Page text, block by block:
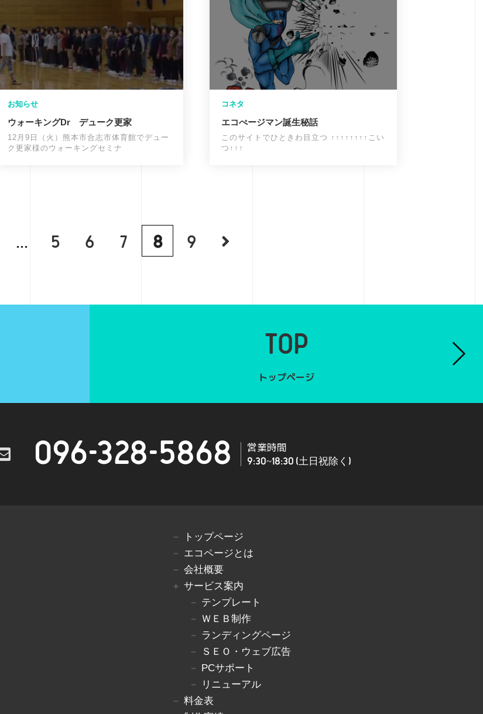
お知らせ
ウォーキングDr デューク更家
12月9日（火）熊本市合志市体育館でデュー
ク更家様のウォーキングセミナ
コネタ
エコぺージマン誕生秘話
このサイトでひときわ目立つ ↑↑↑↑↑↑↑↑こい
つ↑↑↑
... 5 6 7 8 9
TOP
トップページ
096-328-5868 営業時間
9:30~18:30 (土日祝除く)
トップページ
エコページとは
会社概要
サービス案内
テンプレート
ＷＥＢ制作
ランディングページ
ＳＥＯ・ウェブ広告
PCサポート
リニューアル
料金表